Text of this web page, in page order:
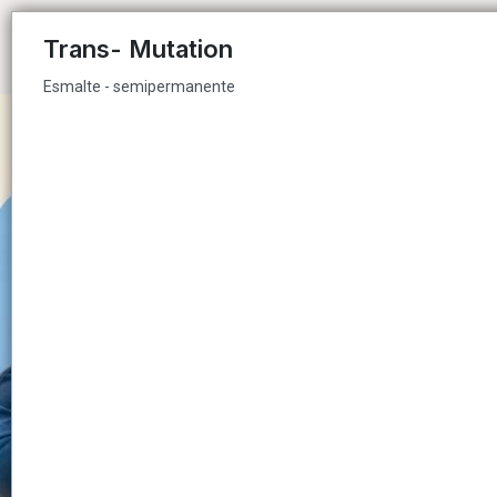
Esmalte - semipermanente
Trans- Mutation
Esmalte - semipermanente